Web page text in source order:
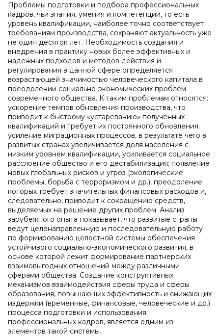
Проблемы подготовки и подбора профессиональных
кадров, чьи знания, умения и компетенции, то есть
уровень квалификации, наиболее точно соответствует
требованиям производства, сохраняют актуальность уже
не один десяток лет. Необходимость создания и
внедрения в практику новых более эффективных и
надежных подходов и методов действия и
регулирования в данной сфере определяется
возрастающей значимостью человеческого капитала в
преодолении социально-экономических проблем
современного общества. К таким проблемам относятся:
ускорение темпов обновления производства, что
приводит к быстрому «устареванию» полученных
квалификаций и требует их постоянного обновления;
усиление миграционных процессов, в результате чего в
развитых странах увеличивается доля населения с
низким уровнем квалификации, усиливается социальное
расслоение общество и его дестабилизация; появление
новых глобальных рисков и угроз (экологические
проблемы, борьба с терроризмом и др.), преодоление
которых требует значительных финансовых расходов и,
следовательно, приводит к сокращению средств,
выделяемых на решение других проблем. Анализ
зарубежного опыта показывает, что развитые страны
ведут целенаправленную и последовательную работу
по формированию целостной системы обеспечения
устойчивого социально-экономического развития, в
основе которой лежит формирование партнерских
взаимовыгодных отношений между различными
сферами общества. Создание конструктивных
механизмов взаимодействия сферы труда и сферы
образования, повышающих эффективность и снижающих
издержки (временные, финансовые, человеческие и др.)
процесса подготовки и использования
профессиональных кадров, является одним из
элементов такой системы.